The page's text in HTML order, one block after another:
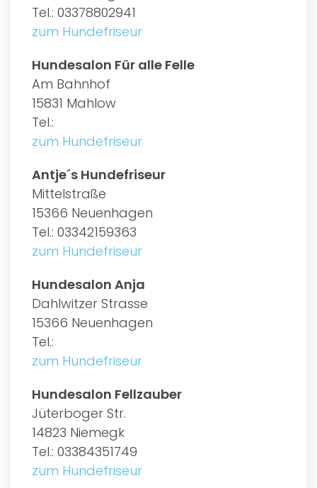
Tel.: 03378802941
zum Hundefriseur
Hundesalon Für alle Felle
Am Bahnhof
15831 Mahlow
Tel.:
zum Hundefriseur
Antje´s Hundefriseur
Mittelstraße
15366 Neuenhagen
Tel.: 03342159363
zum Hundefriseur
Hundesalon Anja
Dahlwitzer Strasse
15366 Neuenhagen
Tel.:
zum Hundefriseur
Hundesalon Fellzauber
Jüterboger Str.
14823 Niemegk
Tel.: 03384351749
zum Hundefriseur